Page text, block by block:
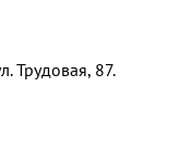
Трудовая, 87.